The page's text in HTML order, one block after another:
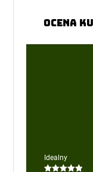
Ocena
Idealny